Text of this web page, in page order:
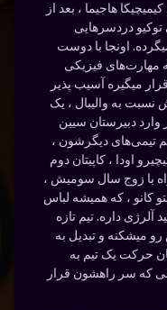
هاجیما ، بعد از
توکیو دردسرهایی
اونجا با دوست
فیزیکی
میگیره آسیب پذیر
نسبت به والیبال ، یک
دبیرستان سیین
تیمی‌های دیگرشون ،
اودا ، کاپیتان دوم
با زوج سال سومیش ،
کانو ، که همیشه لباس
داره. تیم تازه
میشکنه و تبدیل به
حرکت یک تیم به
که سر راهشون قرار